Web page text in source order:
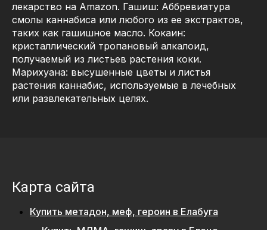
лекарство на Amazon. Гашиш: Аббревиатура
смолы каннабиса или любого из ее экстрактов,
таких как гашишное масло. Кокаин:
кристаллический тропановый алкалоид,
получаемый из листьев растения коки.
Марихуана: высушенные цветы и листья
растения каннабис, используемые в лечебных
или развлекательных целях.
Карта сайта
Купить метадон, меф, героин в Елабуга